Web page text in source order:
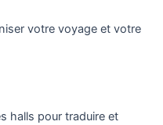
votre voyage et votre
halls pour traduire et